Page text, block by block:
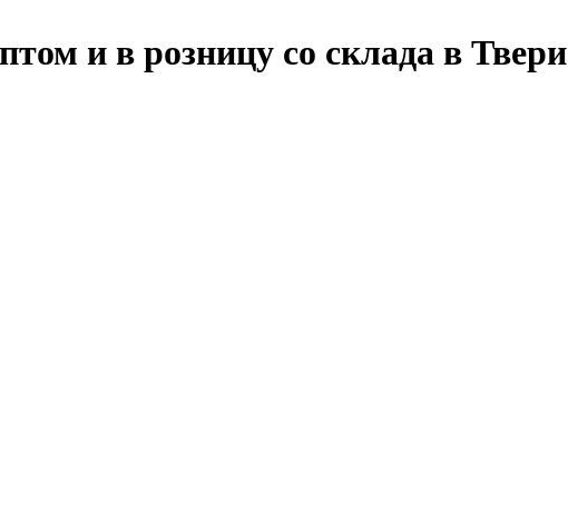
и в розницу со склада в Твери